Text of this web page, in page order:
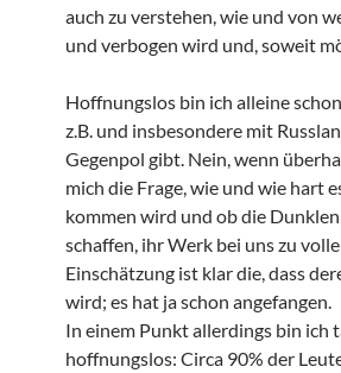
auch zu verstehen, wie und von
und verbogen wird und, soweit
Hoffnungslos bin ich alleine
z.B. und insbesondere mit
Gegenpol gibt. Nein, wenn
mich die Frage, wie und wie hart
kommen wird und ob die
schaffen, ihr Werk bei uns zu
Einschätzung ist klar die, dass
wird; es hat ja schon angefangen.
In einem Punkt allerdings bin ich
hoffnungslos: Circa 90% der